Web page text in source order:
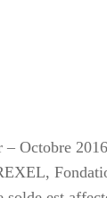
Octobre